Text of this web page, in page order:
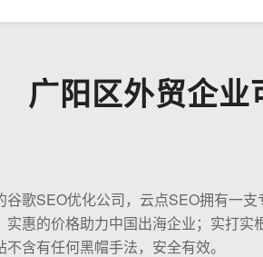
广阳区外贸企
谷歌SEO优化公司，云点SEO拥有一
实惠的价格助力中国出海企业；实打
含有任何黑帽手法，安全有效。